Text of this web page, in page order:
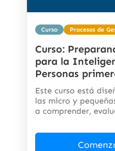
Curso Procesos de
Curso:
para la
Personas
Este curso está
las micro y
a comprender,